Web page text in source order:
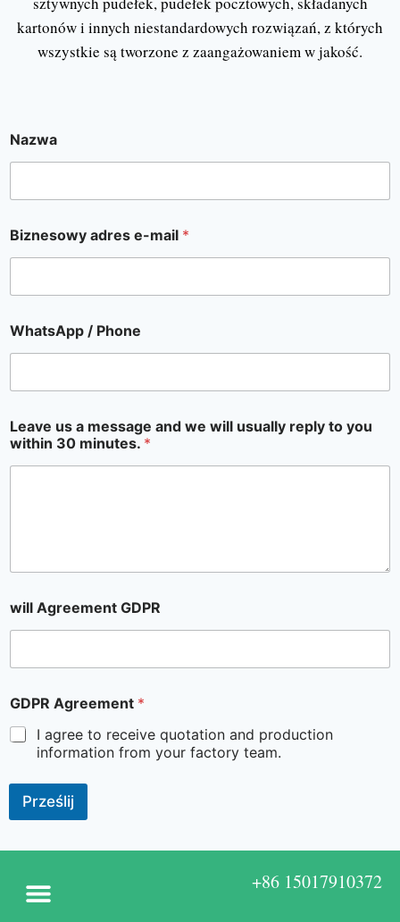
kartonów i innych niestandardowych rozwiązań, z których
wszystkie są tworzone z zaangażowaniem w jakość.
Nazwa
Biznesowy adres e-mail *
WhatsApp / Phone
Leave us a message and we will usually reply to you
within 30 minutes. *
will Agreement GDPR
GDPR Agreement *
I agree to receive quotation and production
information from your factory team.
Prześlij
+86 15017910372